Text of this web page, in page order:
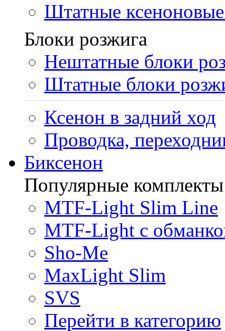
Штатные
Блоки розжига
Нештатные блоки
Штатные блоки
Ксенон в задний ход
Проводка,
Биксенон
Популярные комплекты
MTF-Light Slim Line
MTF-Light с
Sho-Me
MaxLight Slim
SVS
Перейти в категорию